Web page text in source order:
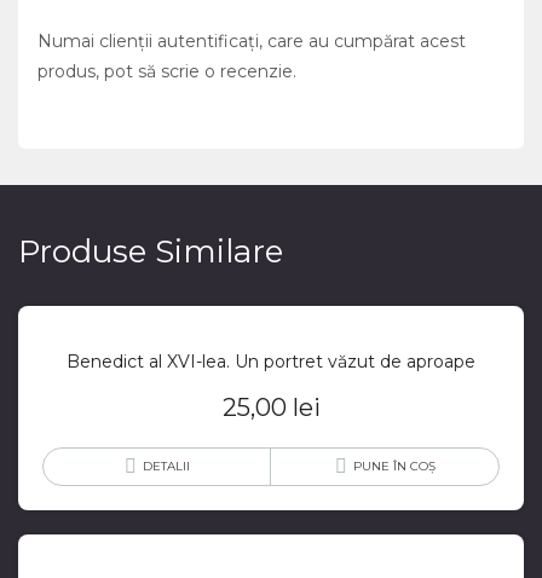
Numai clienții autentificați, care au cumpărat acest
produs, pot să scrie o recenzie.
Produse Similare
Benedict al XVI-lea. Un portret văzut de aproape
25,00 lei
DETALII PUNE ÎN COȘ